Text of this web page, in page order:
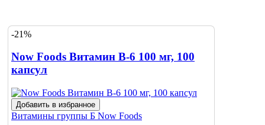
-21%
Now Foods Витамин В-6 100 мг, 100
капсул
Добавить в избранное
Витамины группы Б Now Foods